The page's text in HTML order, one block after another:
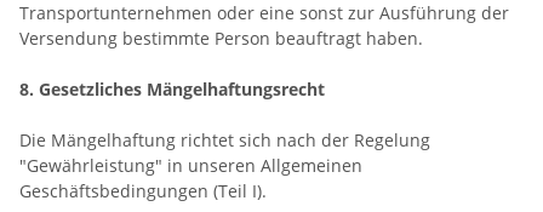
Transportunternehmen oder eine sonst zur Ausführung der
Versendung bestimmte Person beauftragt haben.
8. Gesetzliches Mängelhaftungsrecht
Die Mängelhaftung richtet sich nach der Regelung
"Gewährleistung" in unseren Allgemeinen
Geschäftsbedingungen (Teil I).